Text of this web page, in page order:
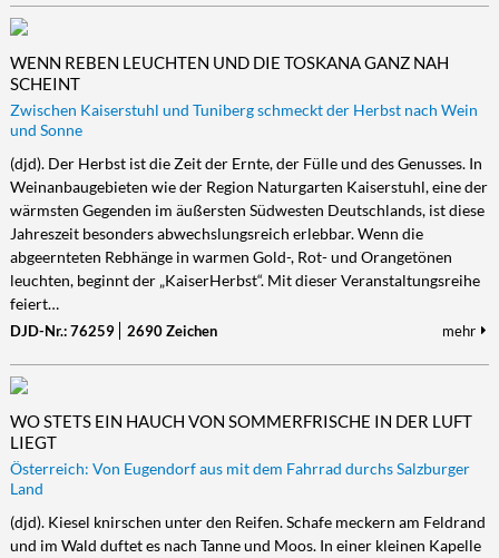
WENN REBEN LEUCHTEN UND DIE TOSKANA GANZ NAH
SCHEINT
Zwischen Kaiserstuhl und Tuniberg schmeckt der Herbst nach Wein
und Sonne
(djd). Der Herbst ist die Zeit der Ernte, der Fülle und des Genusses. In
Weinanbaugebieten wie der Region Naturgarten Kaiserstuhl, eine der
wärmsten Gegenden im äußersten Südwesten Deutschlands, ist diese
Jahreszeit besonders abwechslungsreich erlebbar. Wenn die
abgeernteten Rebhänge in warmen Gold-, Rot- und Orangetönen
leuchten, beginnt der „KaiserHerbst“. Mit dieser Veranstaltungsreihe
feiert…
DJD-Nr.: 76259 2690 Zeichen mehr
WO STETS EIN HAUCH VON SOMMERFRISCHE IN DER LUFT
LIEGT
Österreich: Von Eugendorf aus mit dem Fahrrad durchs Salzburger
Land
(djd). Kiesel knirschen unter den Reifen. Schafe meckern am Feldrand
und im Wald duftet es nach Tanne und Moos. In einer kleinen Kapelle